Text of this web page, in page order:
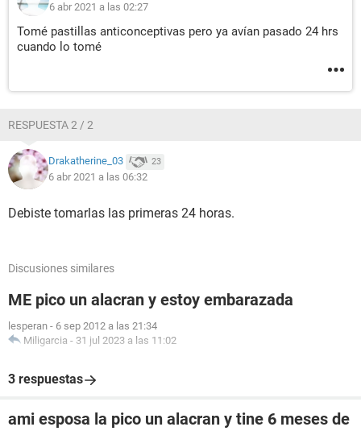
6 abr 2021 a las 02:27
Tomé pastillas anticonceptivas pero ya avían pasado 24 hrs
cuando lo tomé
RESPUESTA 2 / 2
Drakatherine_03 23
6 abr 2021 a las 06:32
Debiste tomarlas las primeras 24 horas.
Discusiones similares
ME pico un alacran y estoy embarazada
lesperan - 6 sep 2012 a las 21:34
Miligarcia - 31 jul 2023 a las 11:02
3 respuestas
ami esposa la pico un alacran y tine 6 meses de